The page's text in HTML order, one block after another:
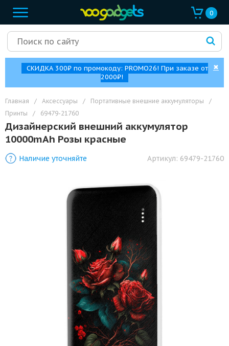
0
СКИДКА 300₽ по промокоду: PROMO26! При заказе от
2000₽!
✖
Главная / Аксессуары / Портативные внешние аккумуляторы
/
Принты
/ 69479-21760
Дизайнерский внешний аккумулятор
10000mAh Розы красные
Наличие уточняйте Артикул: 69479-21760